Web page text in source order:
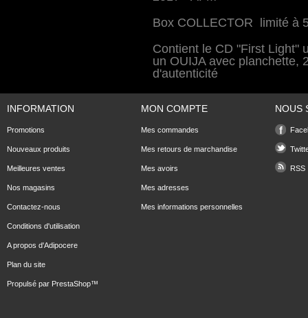
Box COLLECTOR limité à
Contient le CD "First Light"
un OUIJA avec planchette,
d'autenticité
INFORMATION
Promotions
Nouveaux produits
Meilleures ventes
Nos magasins
Contactez-nous
Conditions d'utilisation
A propos d'Adipocere
Plan du site
Propulsé par PrestaShop™
MON COMPTE
Mes commandes
Mes retours de marchandise
Mes avoirs
Mes adresses
Mes informations personnelles
NOUS
RSS